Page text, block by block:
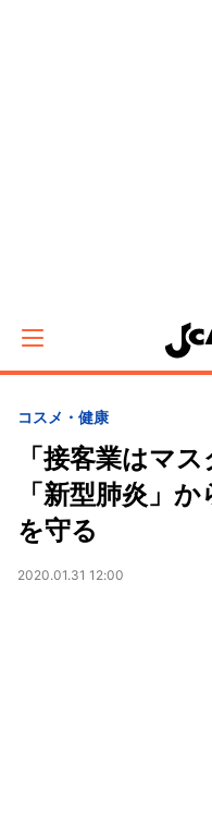
コスメ・健康
「接客業はマ
「新型肺炎」
を守る
2020.01.31 12:00